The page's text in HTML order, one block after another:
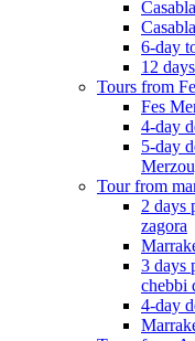
6-day
12
Tours from
Fes
4-day
5-day
Tour from
2 days
zagora
3 days
chebbi
4-day